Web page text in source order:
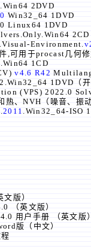
.Win64 2DVD
Win32_64 1DVD
Linux64 1DVD
2CD
Environment.
,可用于procast几何修
.Win64 1CD
v4.6 R42
.Win32_64 1DVD（
(VPS) 2022.0
、振动和粗糙
2011 .Win32_64-ISO
版）
（英文版）
用户手册 （英文版）
版（中文）